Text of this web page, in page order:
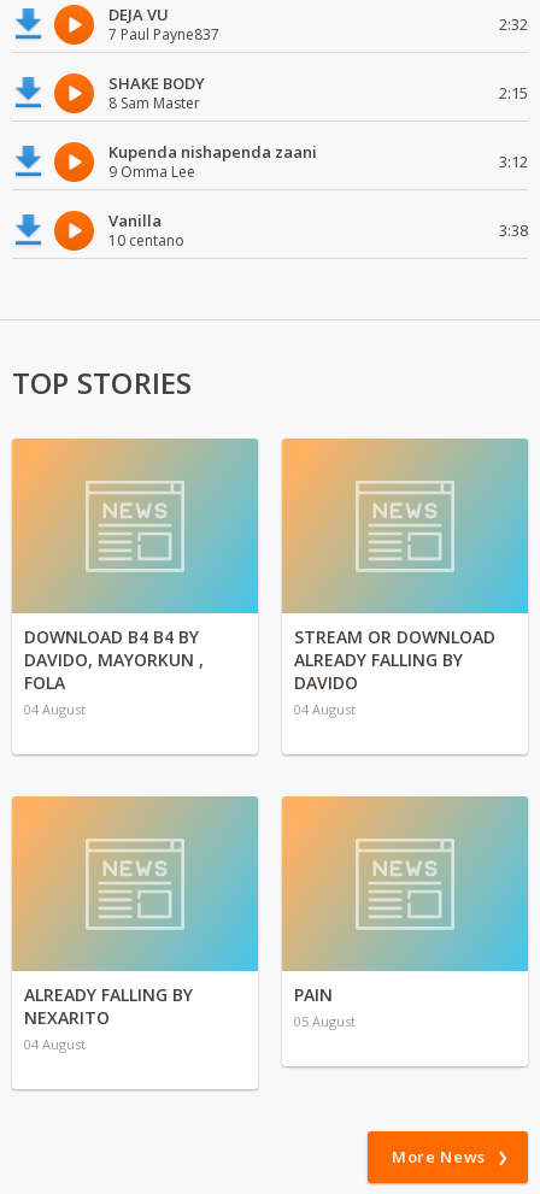
DEJA VU
7 Paul Payne837 2:32
SHAKE BODY
8 Sam Master 2:15
Kupenda nishapenda zaani
9 Omma Lee 3:12
Vanilla
10 centano 3:38
TOP STORIES
DOWNLOAD B4 B4 BY
DAVIDO, MAYORKUN ,
FOLA
04 August
STREAM OR DOWNLOAD
ALREADY FALLING BY
DAVIDO
04 August
ALREADY FALLING BY
NEXARITO
04 August
PAIN
05 August
More News